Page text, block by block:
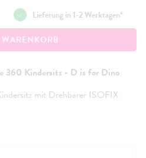
Lieferung in 1-2 Werktagen*
360 Kindersitz - D is for Dino
mit Drehbarer ISOFIX